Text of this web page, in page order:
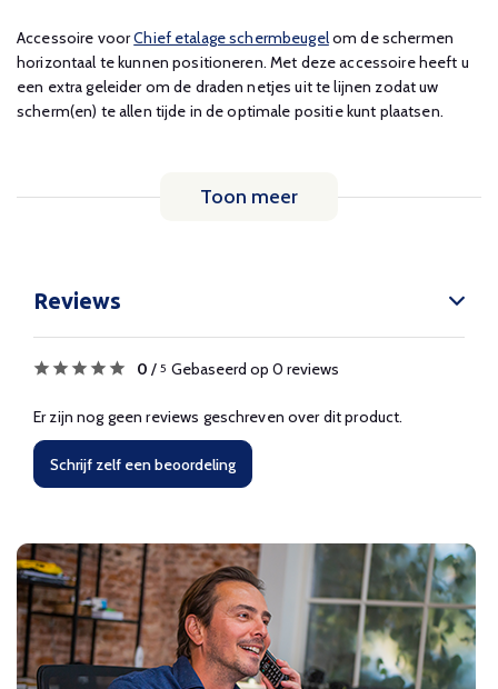
Accessoire voorChief etalage schermbeugelom de schermen
horizontaal te kunnen positioneren. Met deze accessoire heeft u
een extra geleider om de draden netjes uit te lijnen zodat uw
scherm(en) te allen tijde in de optimale positie kunt plaatsen.
Toon meer
Reviews
0 / 5 Gebaseerd op 0 reviews
Er zijn nog geen reviews geschreven over dit product.
Schrijf zelf een beoordeling